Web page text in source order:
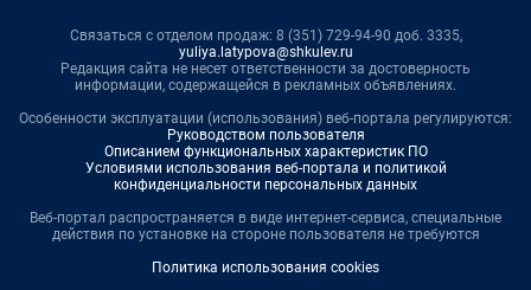
Связаться с отделом продаж: 8 (351) 729-94-90 доб. 3335,
yuliya.latypova@shkulev.ru
Редакция сайта не несет ответственности за достоверность
информации, содержащейся в рекламных объявлениях.
Особенности эксплуатации (использования) веб-портала регулируются:
Руководством пользователя
Описанием функциональных характеристик ПО
Условиями использования веб-портала и политикой
конфиденциальности персональных данных
Веб-портал распространяется в виде интернет-сервиса, специальные
действия по установке на стороне пользователя не требуются
Политика использования cookies